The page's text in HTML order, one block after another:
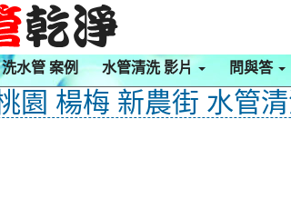
洗水管 案例 水管清洗 影片 問與答
園 楊梅 新農街 水管